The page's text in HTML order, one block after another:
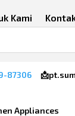
Kami
87306
Appliances